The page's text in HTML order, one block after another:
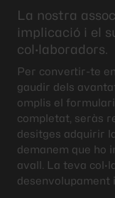
La nostra
implicació i el
col·laboradors.
Per convertir-te
gaudir dels
omplis el
completat, seràs
desitges adquirir
demanem que ho
avall. La teva
desenvolupament